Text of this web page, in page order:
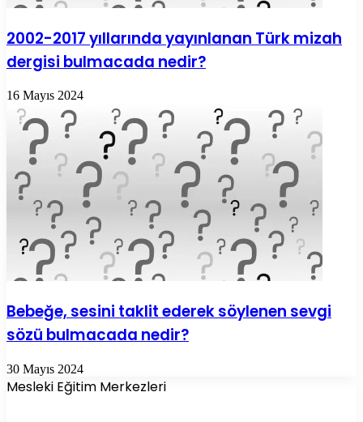
2002-2017 yıllarında yayınlanan Türk mizah
dergisi bulmacada nedir?
16 Mayıs 2024
Bebeğe, sesini taklit ederek söylenen sevgi
sözü bulmacada nedir?
30 Mayıs 2024
Mesleki Eğitim Merkezleri